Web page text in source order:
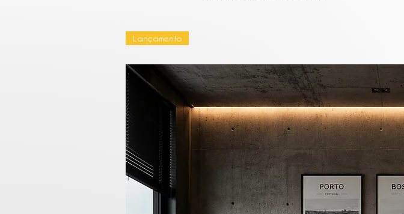
Lançamento